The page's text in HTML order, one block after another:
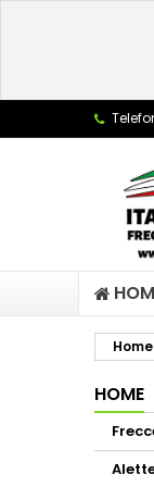
Home
HOME